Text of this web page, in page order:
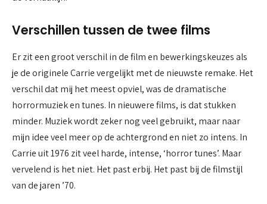
Verschillen tussen de twee films
Er zit een groot verschil in de film en bewerkingskeuzes als
je de originele Carrie vergelijkt met de nieuwste remake. Het
verschil dat mij het meest opviel, was de dramatische
horrormuziek en tunes. In nieuwere films, is dat stukken
minder. Muziek wordt zeker nog veel gebruikt, maar naar
mijn idee veel meer op de achtergrond en niet zo intens. In
Carrie uit 1976 zit veel harde, intense, ‘horror tunes’. Maar
vervelend is het niet. Het past erbij. Het past bij de filmstijl
van de jaren ’70.